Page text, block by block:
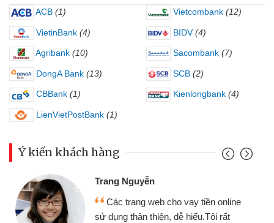
ACB (1) Vietcombank (12)
VietinBank (4) BIDV (4)
Agribank (10) Sacombank (7)
DongA Bank (13) SCB (2)
CBBank (1) Kienlongbank (4)
LienVietPostBank (1)
Ý kiến khách hàng
Trang Nguyễn
Các trang web cho vay tiền online
sử dụng thân thiện, dễ hiểu.Tôi rất